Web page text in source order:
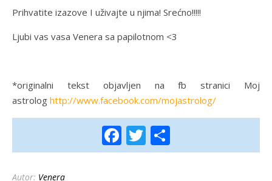
Prihvatite izazove I uživajte u njima! Srećno!!!!!
Ljubi vas vasa Venera sa papilotnom <3
*originalni tekst objavljen na fb stranici Moj
astrolog http://www.facebook.com/mojastrolog/
Facebook
Twitter
Autor: Venera